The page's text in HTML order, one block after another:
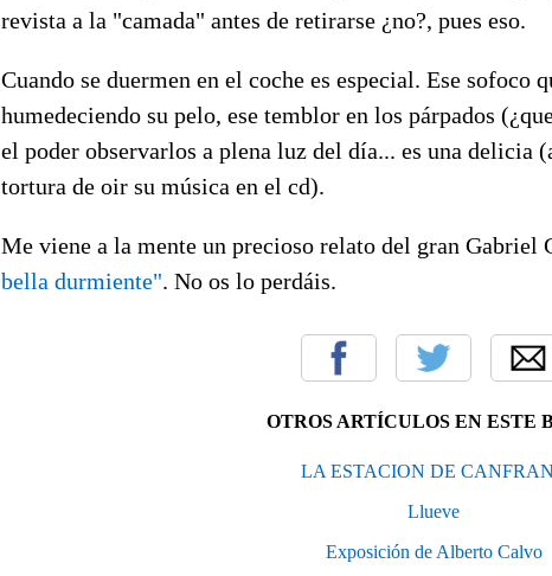
revista a la "camada" antes de retirarse ¿no?, pues eso.
Cuando se duermen en el coche es especial. Ese sofoco
humedeciendo su pelo, ese temblor en los párpados
el poder observarlos a plena luz del día... es una delicia
tortura de oir su música en el cd).
Me viene a la mente un precioso relato del gran Gabriel
bella durmiente". No os lo perdáis.
OTROS ARTÍCULOS EN ESTE
LA ESTACION DE
Llueve
Exposición de Alberto Calvo